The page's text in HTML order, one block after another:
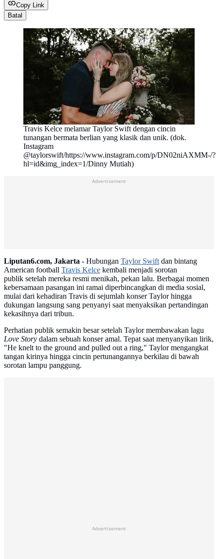
Copy Link
Batal
Travis Kelce melamar Taylor Swift dengan cincin
tunangan bermata berlian yang klasik dan unik. (dok.
Instagram
@taylorswift/https://www.instagram.com/p/DN02niAXMM-/?
hl=id&img_index=1/Dinny Mutiah)
Advertisement
Liputan6.com, Jakarta - Hubungan Taylor Swiftdan bintang
American football Travis Kelce kembali menjadi sorotan
publik setelah mereka resmi menikah, pekan lalu. Berbagai momen
kebersamaan pasangan ini ramai diperbincangkan di media sosial,
mulai dari kehadiran Travis di sejumlah konser Taylor hingga
dukungan langsung sang penyanyi saat menyaksikan pertandingan
kekasihnya dari tribun.
Perhatian publik semakin besar setelah Taylor membawakan lagu
Love Story dalam sebuah konser amal. Tepat saat menyanyikan lirik,
"He knelt to the ground and pulled out a ring," Taylor mengangkat
tangan kirinya hingga cincin pertunangannya berkilau di bawah
sorotan lampu panggung.
Advertisement